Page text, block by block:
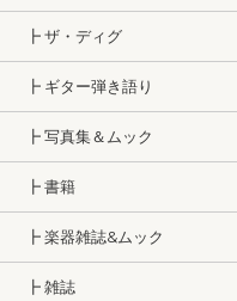
┣ ザ・ディグ
┣ ギター弾き語り
┣ 写真集＆ムック
┣ 書籍
┣ 楽器雑誌&ムック
┣ 雑誌